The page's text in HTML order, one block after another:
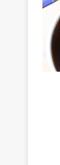
Tarifi